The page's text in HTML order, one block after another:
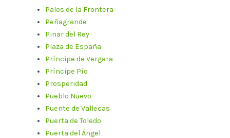
Palos de la Frontera
Peñagrande
Pinar del Rey
Plaza de España
Príncipe de Vergara
Príncipe Pío
Prosperidad
Pueblo Nuevo
Puente de Vallecas
Puerta de Toledo
Puerta del Ángel